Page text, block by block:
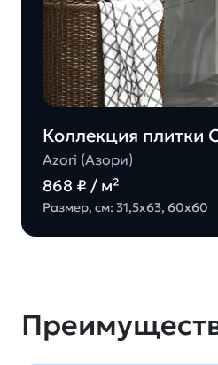
Коллекция плитки
Azori (Азори)
868 ₽ / м²
Размер, см: 31,5х63, 60х60